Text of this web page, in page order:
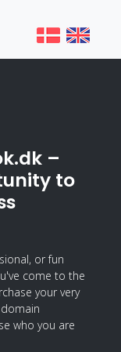
–
to
or fun
come to the
your very
who you are